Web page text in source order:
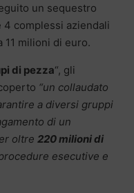
un sequestro
complessi aziendali
11 milioni di euro.
di pezza“, gli
“un collaudato
a diversi gruppi
di un
oltre 220 milioni di
esecutive e